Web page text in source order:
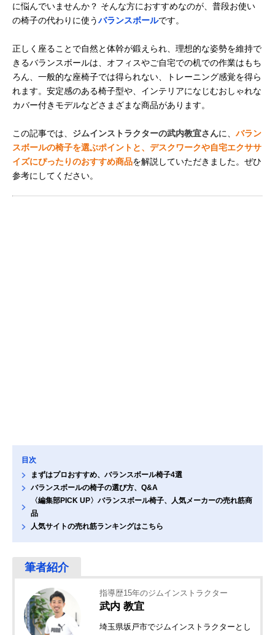
に悩んでいませんか？ そんな方におすすめなのが、普段お使い
の椅子の代わりに使うバランスボールです。
正しく座ることで自然と体幹が鍛えられ、理想的な姿勢を維持で
きるバランスボールは、オフィスやご自宅での机での作業はもち
ろん、一般的な座椅子では得られない、トレーニング感覚を得ら
れます。安定感のある椅子型や、インテリアになじむおしゃれな
カバー付きモデルなどさまざまな商品があります。
この記事では、 ジムインストラクターの武内教宜さんに、 バラン
スボールの椅子を選ぶポイントと、デスクワークや自宅エクササ
イズにぴったりのおすすめ商品を解説していただきました。ぜひ
参考にしてください。
目次
まずはプロおすすめ、バランスボール椅子4選
バランスボールの椅子の選び方、Q&A
〈編集部PICK UP〉バランスボール椅子、人気メーカーの売れ筋商
品
人気サイトの売れ筋ランキングはこちら
指導歴15年のジムインストラクター
武内 教宜
埼玉県坂戸市でジムインストラクターとし